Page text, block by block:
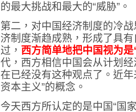
的最大挑战和最大的“威胁”。
第二，对中国经济制度的冷
济制度渐趋成熟，形成了具
过， 西方简单地把中国视为
代，西方相信中国会从计划
在已经没有这种观点了。近
资本主义”的概念。
今天西方所认定的是中国“国